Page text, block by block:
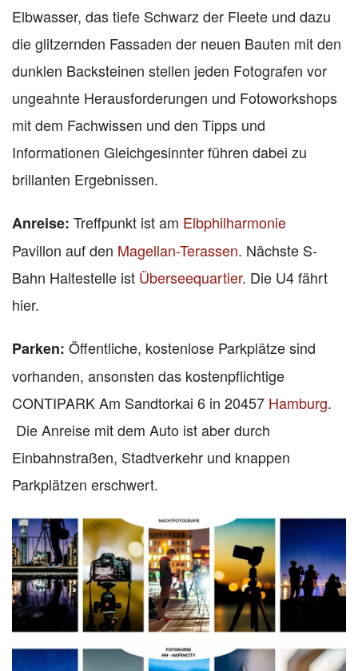
Elbwasser, das tiefe Schwarz der Fleete und dazu
die glitzernden Fassaden der neuen Bauten mit den
dunklen Backsteinen stellen jeden Fotografen vor
ungeahnte Herausforderungen und Fotoworkshops
mit dem Fachwissen und den Tipps und
Informationen Gleichgesinnter führen dabei zu
brillanten Ergebnissen.
Anreise: Treffpunkt ist am Elbphilharmonie
Pavillon auf den Magellan-Terassen. Nächste S-
Bahn Haltestelle ist Überseequartier. Die U4 fährt
hier.
Parken: Öffentliche, kostenlose Parkplätze sind
vorhanden, ansonsten das kostenpflichtige
CONTIPARK Am Sandtorkai 6 in 20457 Hamburg.
Die Anreise mit dem Auto ist aber durch
Einbahnstraßen, Stadtverkehr und knappen
Parkplätzen erschwert.